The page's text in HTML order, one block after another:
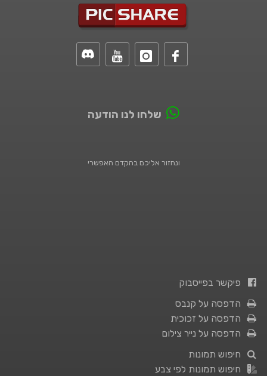
שלחו לנו הודעה
ונחזור אליכם בהקדם האפשרי
פיקשר בפייסבוק
הדפסה על קנבס
הדפסה על זכוכית
הדפסה על נייר צילום
חיפוש תמונות
חיפוש תמונות לפי צבע